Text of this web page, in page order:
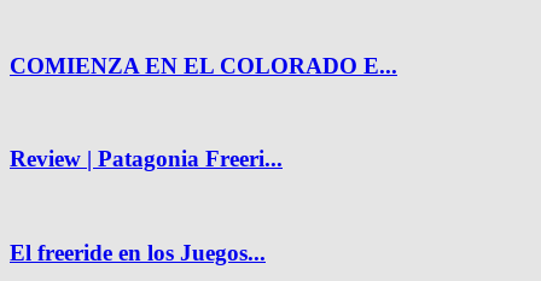
COMIENZA EN EL COLORADO E...
Review | Patagonia Freeri...
El freeride en los Juegos...